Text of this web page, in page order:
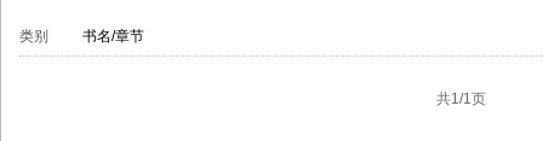
类别 书名/章节
共1/1页